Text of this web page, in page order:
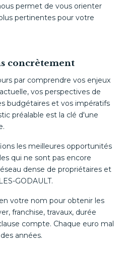
permet de vous orienter
pertinentes pour votre
concrètement
par comprendre vos enjeux
vos perspectives de
budgétaires et vos impératifs
préalable est la clé d'une
les meilleures opportunités
qui ne sont pas encore
dense de propriétaires et
GODAULT.
votre nom pour obtenir les
franchise, travaux, durée
compte. Chaque euro mal
années.